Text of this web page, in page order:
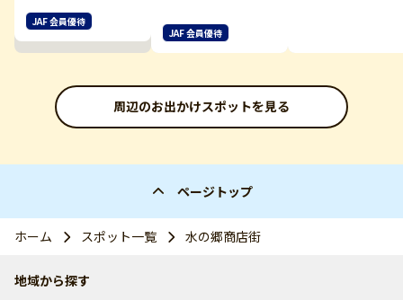
JAF 会員優待
JAF 会員優待
周辺のお出かけスポットを見る
ページトップ
ホーム スポット一覧 水の郷商店街
地域から探す